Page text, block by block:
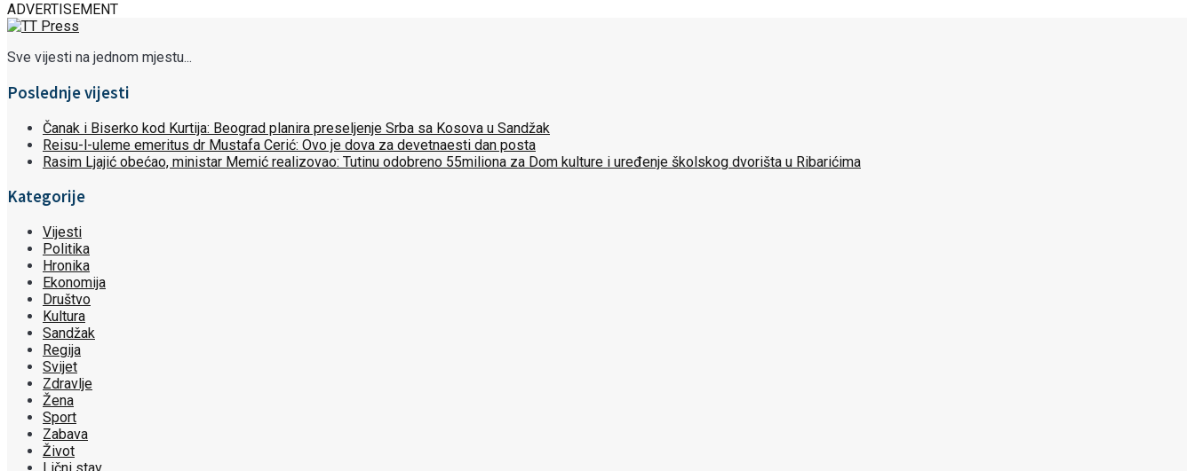
ADVERTISEMENT
Sve vijesti na jednom mjestu...
Poslednje vijesti
Čanak i Biserko kod Kurtija: Beograd planira preseljenje Srba sa Kosova u Sandžak
Reisu-l-uleme emeritus dr Mustafa Cerić: Ovo je dova za devetnaesti dan posta
Rasim Ljajić obećao, ministar Memić realizovao: Tutinu odobreno 55miliona za Dom kulture i uređenje školskog dvorišta u Ribarićima
Kategorije
Vijesti
Politika
Hronika
Ekonomija
Društvo
Kultura
Sandžak
Regija
Svijet
Zdravlje
Žena
Sport
Zabava
Život